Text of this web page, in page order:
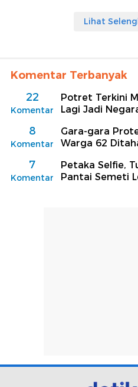
Lihat
Komentar Terbanyak
22
Komentar
Potret Terkini
Lagi Jadi
8
Komentar
Gara-gara
Warga 62
7
Komentar
Petaka Selfie,
Pantai Semeti